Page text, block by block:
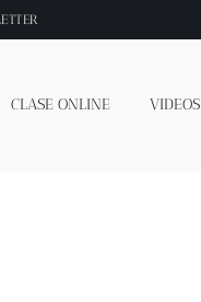
CLASE ONLINE VIDEOS